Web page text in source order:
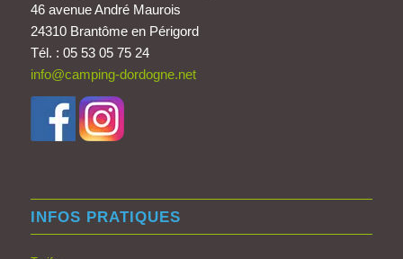
46 avenue André Maurois
24310 Brantôme en Périgord
Tél. : 05 53 05 75 24
info@camping-dordogne.net
INFOS PRATIQUES